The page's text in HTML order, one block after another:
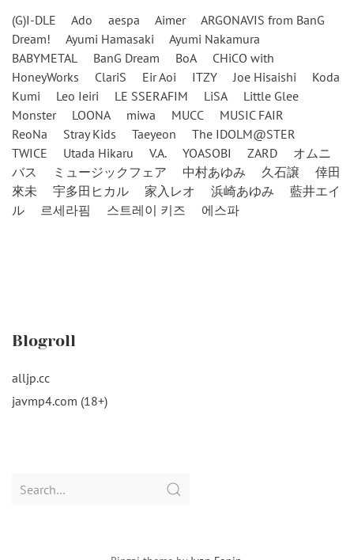
(G)I-DLE Ado aespa Aimer
ARGONAVIS from BanG
Dream!
Ayumi Hamasaki
Ayumi Nakamura
BABYMETAL
BanG Dream BoA
CHiCO with
HoneyWorks
ClariS Eir Aoi ITZY Joe Hisaishi
Koda
Kumi
Leo Ieiri LE SSERAFIM LiSA
Little Glee
Monster
LOONA miwa MUCC
MUSIC FAIR
ReoNa
Stray Kids Taeyeon
The IDOLM@STER
TWICE
Utada Hikaru V.A. YOASOBI ZARD
オムニ
バス
ミュージックフェア 中村あゆみ 久石譲
倖田
來未
宇多田ヒカル 家入レオ 浜崎あゆみ
藍井エイ
ル
르세라핌 스트레이 키즈 에스파
Blogroll
alljp.cc
javmp4.com (18+)
Search